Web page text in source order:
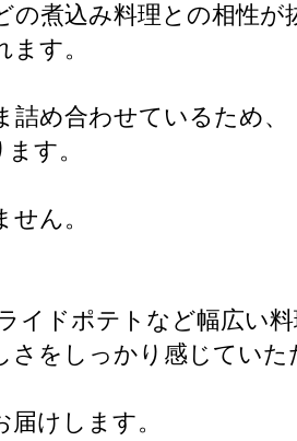
煮込み料理との相性が
す。
め合わせているため、
す。
ん。
ドポテトなど幅広い料
をしっかり感じていた
けします。